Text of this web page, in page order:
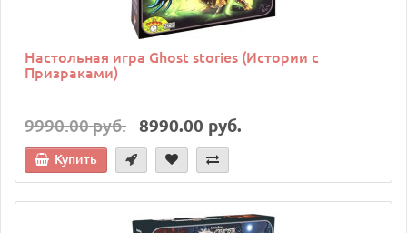
Настольная игра Ghost stories (Истории с
Призраками)
9990.00 руб. 8990.00 руб.
Купить